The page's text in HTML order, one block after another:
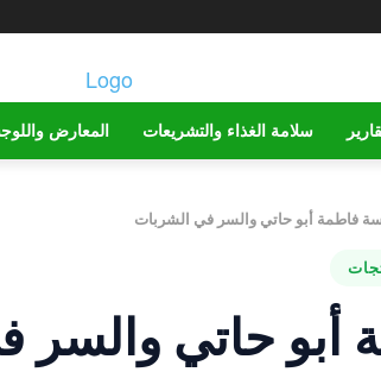
سلامة الغذاء والتشريعات المعارض
فاطمة أبو حاتي والسر في الشربات
أبو حاتي والسر